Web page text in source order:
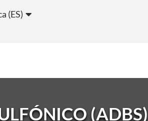
(ES)
(ADBS)